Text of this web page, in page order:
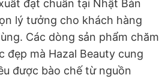
đạt chuẩn tại Nhật Bản
lý tưởng cho khách hàng
Các dòng sản phẩm chăm
đẹp mà Hazal Beauty cung
được bào chế từ nguồn